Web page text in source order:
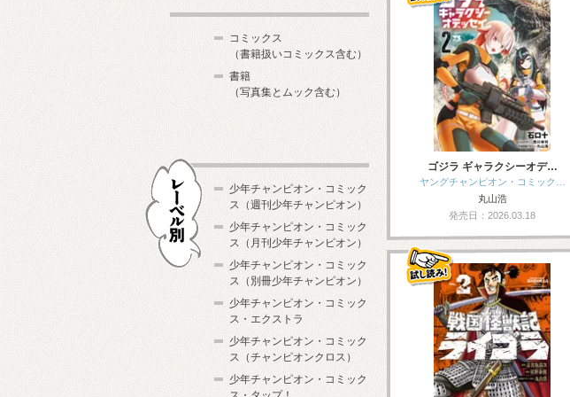
ゴジラ ギャラクシーオデ…
ヤングチャンピオン・コミック…
丸山浩
発売日：2026.03.18
コミックス
（書籍扱いコミックス含む）
書籍
（写真集とムック含む）
少年チャンピオン・コミック
ス（週刊少年チャンピオン）
少年チャンピオン・コミック
ス（月刊少年チャンピオン）
少年チャンピオン・コミック
ス（別冊少年チャンピオン）
少年チャンピオン・コミック
ス・エクストラ
少年チャンピオン・コミック
ス（チャンピオンクロス）
少年チャンピオン・コミック